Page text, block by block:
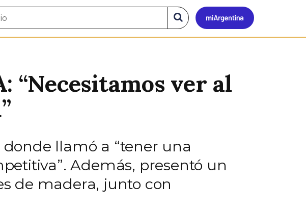
Mi
Buscar
en
el
“Necesitamos ver al
llamó a “tener una
Además, presentó un
de madera, junto con